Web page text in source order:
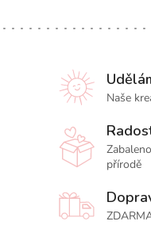
Naše
přírodě